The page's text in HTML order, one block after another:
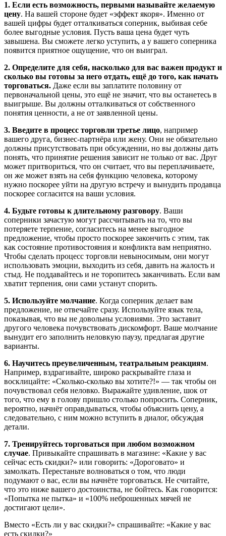
1. Если есть возможность, первыми называйте желаемую
цену. На вашей стороне будет «эффект якоря». Именно от
вашей цифры будет отталкиваться соперник, выбивая себе
более выгодные условия. Пусть ваша цена будет чуть
завышена. Вы сможете легко уступить, а у вашего соперника
появится приятное ощущение, что он выиграл.
2. Определите для себя, насколько для вас важен продукт и
сколько вы готовы за него отдать, ещё до того, как начать
торговаться. Даже если вы заплатите половину от
первоначальной цены, это ещё не значит, что вы останетесь в
выигрыше. Вы должны отталкиваться от собственного
понятия ценности, а не от заявленной цены.
3. Введите в процесс торговли третье лицо, например
вашего друга, бизнес-партнёра или жену. Они не обязательно
должны присутствовать при обсуждении, но вы должны дать
понять, что принятие решения зависит не только от вас. Друг
может притвориться, что он считает, что вы переплачиваете,
он же может взять на себя функцию человека, которому
нужно поскорее уйти на другую встречу и вынудить продавца
поскорее согласится на ваши условия.
4. Будьте готовы к длительному разговору. Ваши
соперники зачастую могут рассчитывать на то, что вы
потеряете терпение, согласитесь на менее выгодное
предложение, чтобы просто поскорее закончить с этим, так
как состояние противостояния и конфликта вам неприятно.
Чтобы сделать процесс торговли невыносимым, они могут
использовать эмоции, выходить из себя, давить на жалость и
стыд. Не поддавайтесь и не торопитесь заканчивать. Если вам
хватит терпения, они сами устанут спорить.
5. Используйте молчание. Когда соперник делает вам
предложение, не отвечайте сразу. Используйте язык тела,
показывая, что вы не довольны условиями. Это заставит
другого человека почувствовать дискомфорт. Ваше молчание
вынудит его заполнить неловкую паузу, предлагая другие
варианты.
6. Научитесь преувеличенным, театральным реакциям.
Например, вздрагивайте, широко раскрывайте глаза и
восклицайте: «Сколько-сколько вы хотите?!» — так чтобы он
почувствовал себя неловко. Выражайте удивление, шок от
того, что ему в голову пришло столько попросить. Соперник,
вероятно, начнёт оправдываться, чтобы объяснить цену, а
следовательно, с ним можно вступить в диалог, обсуждая
детали.
7. Тренируйтесь торговаться при любом возможном
случае. Привыкайте спрашивать в магазине: «Какие у вас
сейчас есть скидки?» или говорить: «Дороговато» и
замолкать. Перестаньте волноваться о том, что люди
подумают о вас, если вы начнёте торговаться. Не считайте,
что это ниже вашего достоинства, не бойтесь. Как говорится:
«Попытка не пытка» и «100% неброшенных мячей не
достигают цели».
Вместо «Есть ли у вас скидки?» спрашивайте: «Какие у вас
есть скидки?»